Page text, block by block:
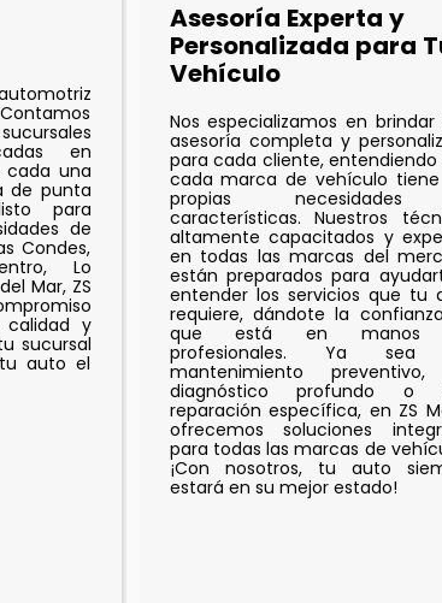
en
cada una
de punta
para
de
Condes,
Lo
Mar, ZS
calidad y
sucursal
auto el
Asesoría Experta y
Personalizada para
Vehículo
Nos especializamos en brindar
asesoría completa y
para cada cliente, entendiendo
cada marca de vehículo tiene
propias
características. Nuestros
altamente capacitados y
en todas las marcas del
están preparados para
entender los servicios que tu
requiere, dándote la
que está en manos
profesionales. Ya sea
mantenimiento
diagnóstico profundo o
reparación específica, en ZS
ofrecemos soluciones
para todas las marcas de
¡Con nosotros, tu auto
estará en su mejor estado!